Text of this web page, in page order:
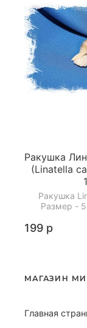
Ракушка
(Linatella
Ракушка
Размер -
199 р
МАГАЗИН
Главная